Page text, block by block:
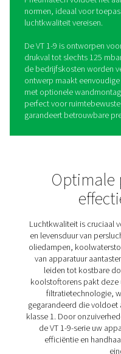
VT 1-9
De VT 1-9-serie
door
verwijderen,
mg/m³ wordt
Pneumatech
normen, ideaal
luchtkwaliteit